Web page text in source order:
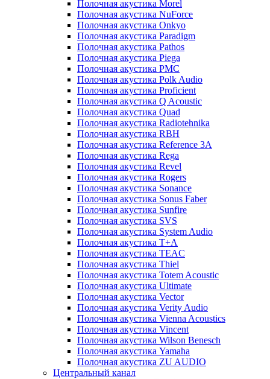
Полочная акустика Morel
Полочная акустика NuForce
Полочная акустика Onkyo
Полочная акустика Paradigm
Полочная акустика Pathos
Полочная акустика Piega
Полочная акустика PMC
Полочная акустика Polk Audio
Полочная акустика Proficient
Полочная акустика Q Acoustic
Полочная акустика Quad
Полочная акустика Radiotehnika
Полочная акустика RBH
Полочная акустика Reference 3A
Полочная акустика Rega
Полочная акустика Revel
Полочная акустика Rogers
Полочная акустика Sonance
Полочная акустика Sonus Faber
Полочная акустика Sunfire
Полочная акустика SVS
Полочная акустика System Audio
Полочная акустика T+A
Полочная акустика TEAC
Полочная акустика Thiel
Полочная акустика Totem Acoustic
Полочная акустика Ultimate
Полочная акустика Vector
Полочная акустика Verity Audio
Полочная акустика Vienna Acoustics
Полочная акустика Vincent
Полочная акустика Wilson Benesch
Полочная акустика Yamaha
Полочная акустика ZU AUDIO
Центральный канал